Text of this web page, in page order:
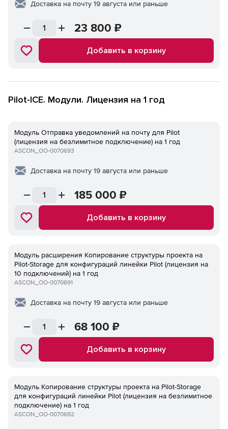
Доставка на почту 19 августа или раньше
23 800 ₽
Добавить в корзину
Pilot-ICE. Модули. Лицензия на 1 год
Модуль Отправка уведомлений на почту для Pilot
(лицензия на безлимитное подключение) на 1 год
ASCON_ОО-0070693
Доставка на почту 19 августа или раньше
185 000 ₽
Добавить в корзину
Модуль расширения Копирование структуры проекта на
Pilot-Storage для конфигураций линейки Pilot (лицензия на
10 подключений) на 1 год
ASCON_ОО-0070691
Доставка на почту 19 августа или раньше
68 100 ₽
Добавить в корзину
Модуль Копирование структуры проекта на Pilot-Storage
для конфигураций линейки Pilot (лицензия на безлимитное
подключение) на 1 год
ASCON_ОО-0070692